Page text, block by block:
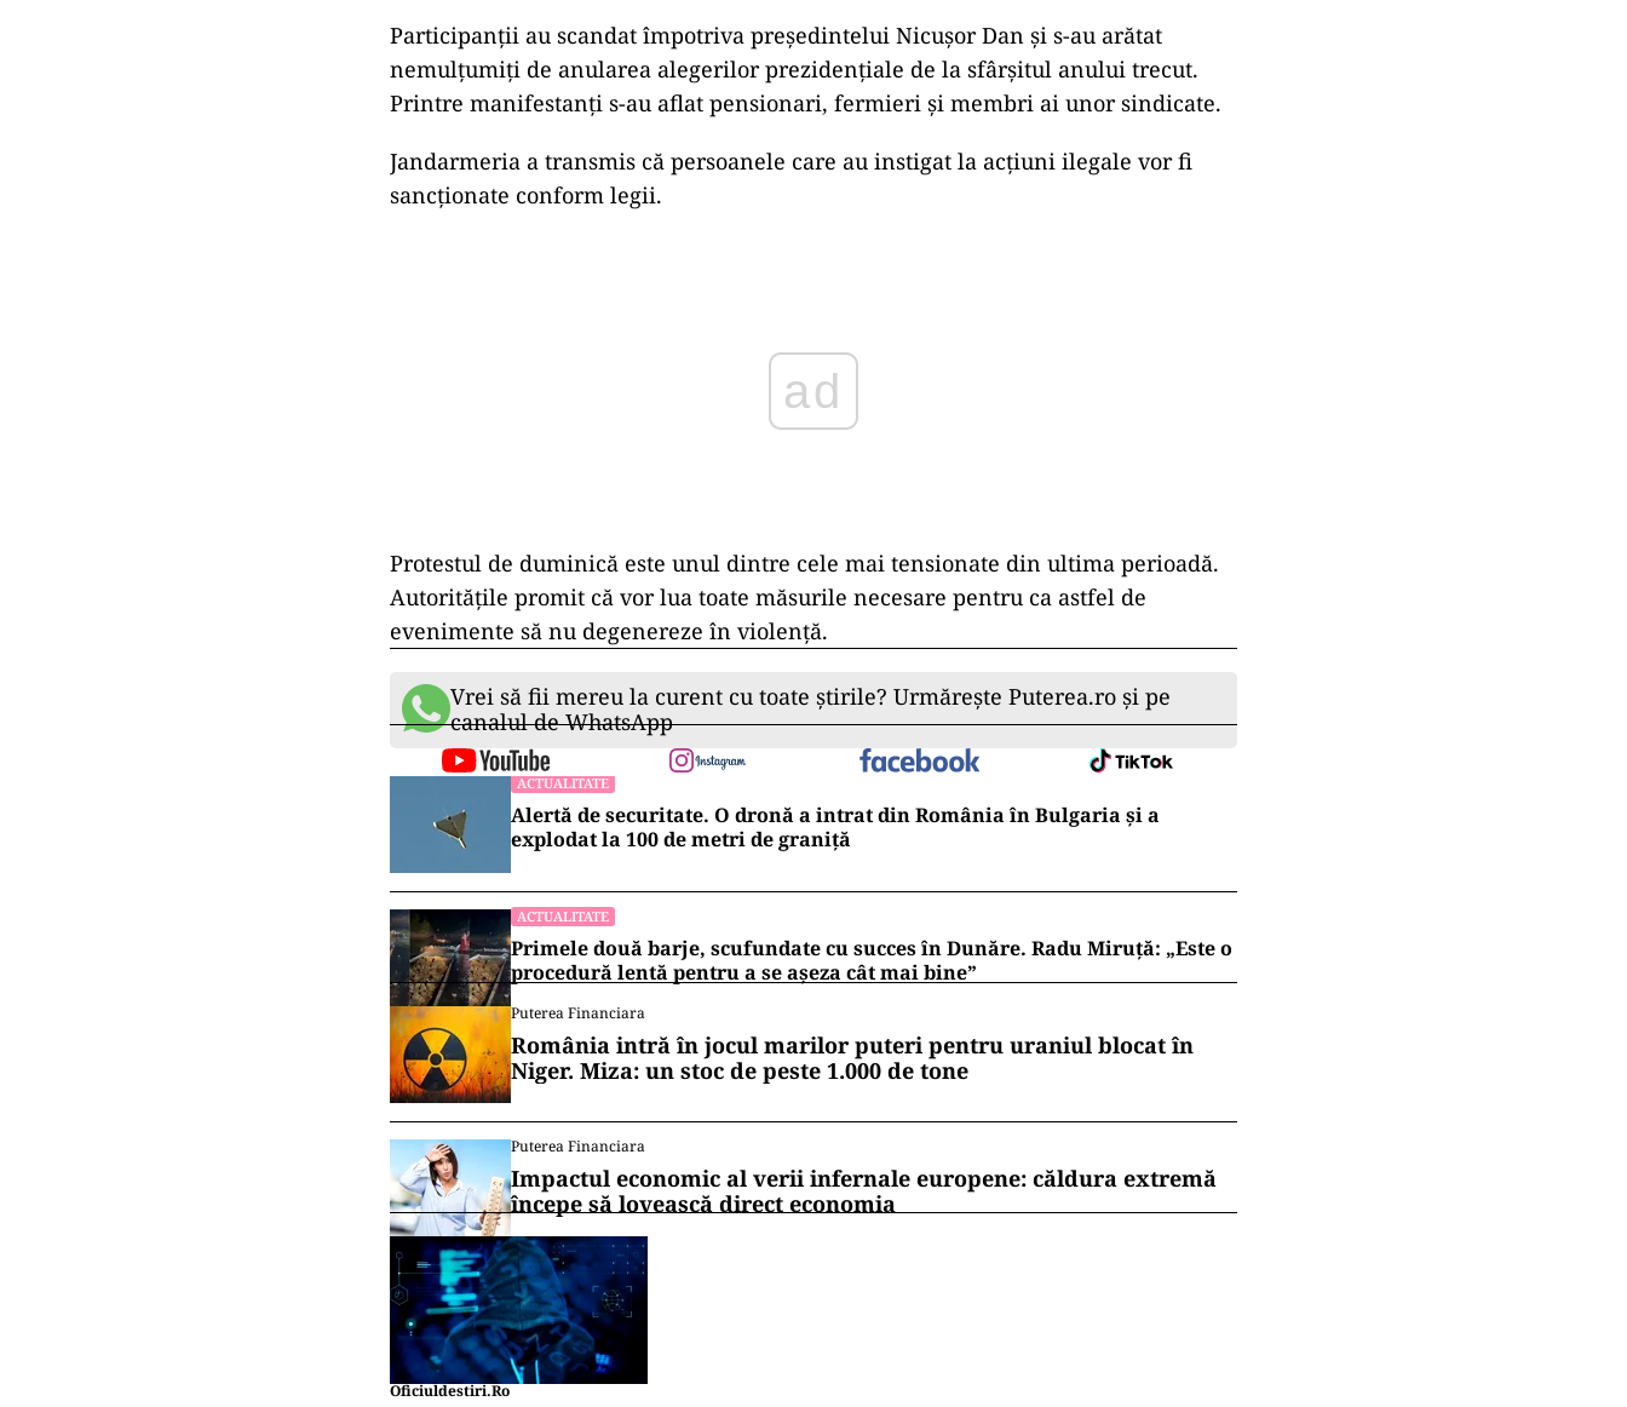
Participanții au scandat împotriva președintelui Nicușor Dan și s-au arătat
nemulțumiți de anularea alegerilor prezidențiale de la sfârșitul anului trecut.
Printre manifestanți s-au aflat pensionari, fermieri și membri ai unor sindicate.
Jandarmeria a transmis că persoanele care au instigat la acțiuni ilegale vor fi
sancționate conform legii.
ad
Protestul de duminică este unul dintre cele mai tensionate din ultima perioadă.
Autoritățile promit că vor lua toate măsurile necesare pentru ca astfel de
evenimente să nu degenereze în violență.
Vrei să fii mereu la curent cu toate știrile? Urmărește Puterea.ro și pe
canalul de WhatsApp
ACTUALITATE
Alertă de securitate. O dronă a intrat din România în Bulgaria şi a
explodat la 100 de metri de graniţă
ACTUALITATE
Primele două barje, scufundate cu succes în Dunăre. Radu Miruță: „Este o
procedură lentă pentru a se așeza cât mai bine”
Puterea Financiara
România intră în jocul marilor puteri pentru uraniul blocat în
Niger. Miza: un stoc de peste 1.000 de tone
Puterea Financiara
Impactul economic al verii infernale europene: căldura extremă
începe să lovească direct economia
Oficiuldestiri.ro